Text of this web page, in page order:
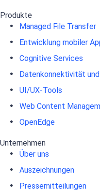
Produkte
Managed File Transfer
Entwicklung mobiler
Cognitive Services
Datenkonnektivität
UI/UX-Tools
Web Content
OpenEdge
Unternehmen
Über uns
Auszeichnungen
Pressemitteilungen